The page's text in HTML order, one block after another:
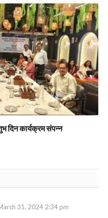
दिन कार्यक्रम संपन्न
31, 2024 2:34 pm